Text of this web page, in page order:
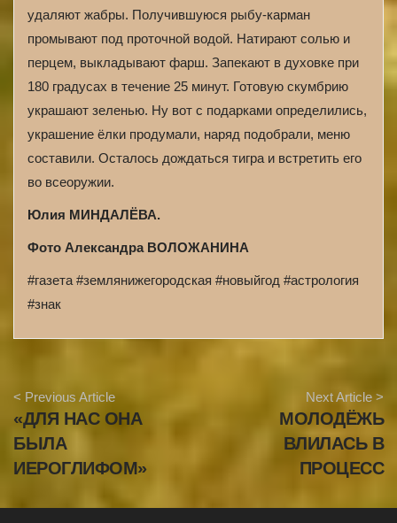
удаляют жабры. Получившуюся рыбу-карман
промывают под проточной водой. Натирают солью и
перцем, выкладывают фарш. Запекают в духовке при
180 градусах в течение 25 минут. Готовую скумбрию
украшают зеленью. Ну вот с подарками определились,
украшение ёлки продумали, наряд подобрали, меню
составили. Осталось дождаться тигра и встретить его
во всеоружии.
Юлия МИНДАЛЁВА.
Фото Александра ВОЛОЖАНИНА
#газета #землянижегородская #новыйгод #астрология
#знак
r
t
i
l
< Previous Article
«ДЛЯ НАС ОНА
БЫЛА
ИЕРОГЛИФОМ»
Next Article >
МОЛОДЁЖЬ
ВЛИЛАСЬ В
ПРОЦЕСС